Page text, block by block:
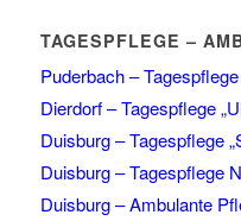
TAGESPFLEGE –
Puderbach – Tagespflege
Dierdorf – Tagespflege
Duisburg – Tagespflege
Duisburg – Tagespflege
Duisburg – Ambulante